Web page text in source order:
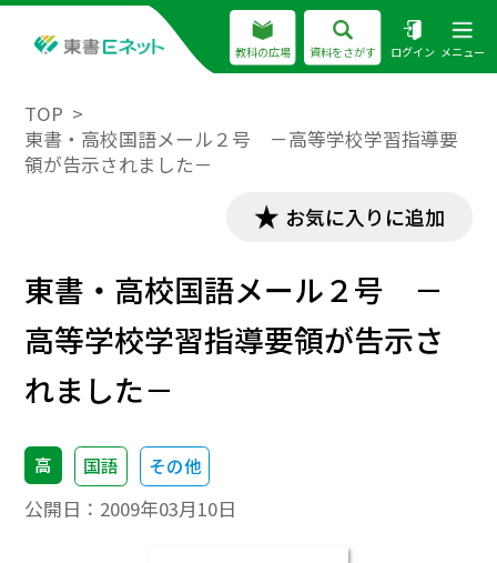
教科の広場 資料をさがす ログイン メニュー
TOP
東書・高校国語メール２号 －高等学校学習指導要
領が告示されました－
お気に入りに追加
東書・高校国語メール２号 －
高等学校学習指導要領が告示さ
れました－
高 国語 その他
公開日： 2009年03月10日